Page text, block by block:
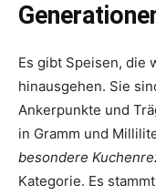
Es gibt Speisen, die
hinausgehen. Sie
Ankerpunkte und
in Gramm und
besondere
Kategorie. Es